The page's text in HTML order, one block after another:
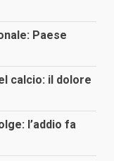
Paese
calcio: il dolore
l’addio fa